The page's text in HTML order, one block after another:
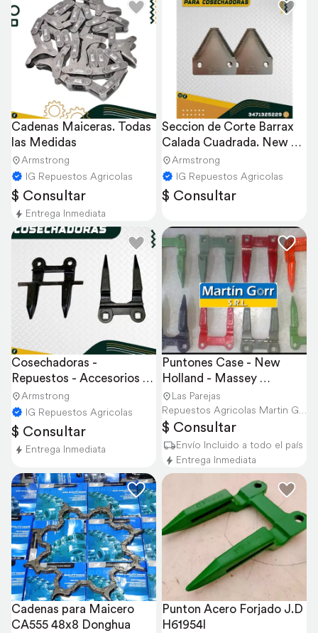
Cadenas Maiceras. Todas
las Medidas
Armstrong
IG Repuestos Agricolas
$ Consultar
Entrega Inmediata
Seccion de Corte Barrax
Calada Cuadrada. New
Holland.
Armstrong
IG Repuestos Agricolas
$ Consultar
Cosechadoras -
Repuestos - Accesorios -
Puntones - Cuchillas
Armstrong
IG Repuestos Agricolas
$ Consultar
Entrega Inmediata
Puntones Case - New
Holland - Massey
Ferguson - John Deere -
Las Parejas
Repuestos Agricolas Martin Gorr S.R.L.
$ Consultar
Envío Incluido a todo el país
Entrega Inmediata
Cadenas para Maicero
CA555 48x8 Donghua
Punton Acero Forjado J.D
H61954l